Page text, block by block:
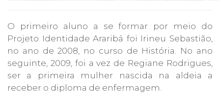
O primeiro aluno a se formar por meio do
Projeto Identidade Araribá foi Irineu Sebastião,
no ano de 2008, no curso de História. No ano
seguinte, 2009, foi a vez de Regiane Rodrigues,
ser a primeira mulher nascida na aldeia a
receber o diploma de enfermagem.